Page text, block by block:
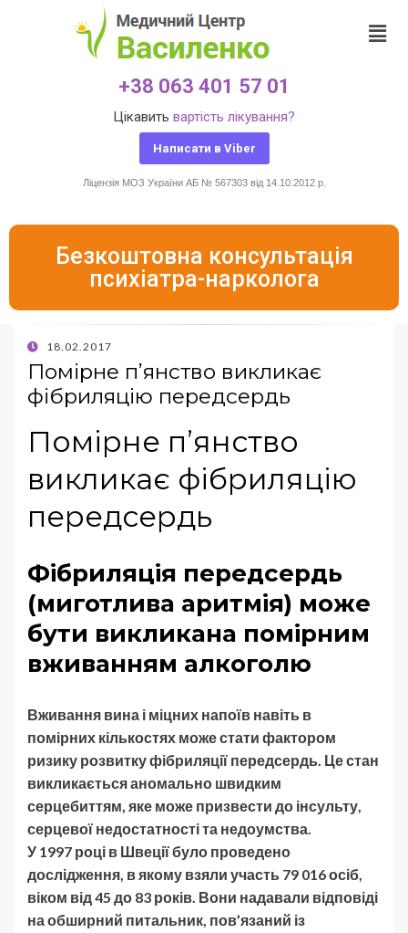
+38 063 401 57 01
Цікавить вартість лікування?
Написати в Viber
Ліцензія МОЗ України АБ № 567303 від 14.10.2012 р.
Безкоштовна консультація
психіатра-нарколога
18.02.2017
Помірне п’янство викликає
фібриляцію передсердь
Помірне п’янство
викликає фібриляцію
передсердь
Фібриляція передсердь
(миготлива аритмія) може
бути викликана помірним
вживанням алкоголю
Вживання вина і міцних напоїв навіть в
помірних кількостях може стати фактором
ризику розвитку фібриляції передсердь. Це стан
викликається аномально швидким
серцебиттям, яке може призвести до інсульту,
серцевої недостатності та недоумства.
У 1997 році в Швеції було проведено
дослідження, в якому взяли участь 79 016 осіб,
віком від 45 до 83 років. Вони надавали відповіді
на обширний питальник, пов’язаний із